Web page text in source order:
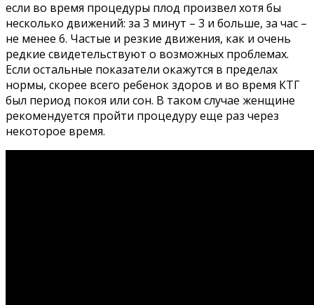
если во время процедуры плод произвел хотя бы
несколько движений: за 3 минут – 3 и больше, за час –
не менее 6. Частые и резкие движения, как и очень
редкие свидетельствуют о возможных проблемах.
Если остальные показатели окажутся в пределах
нормы, скорее всего ребенок здоров и во время КТГ
был период покоя или сон. В таком случае женщине
рекомендуется пройти процедуру еще раз через
некоторое время.